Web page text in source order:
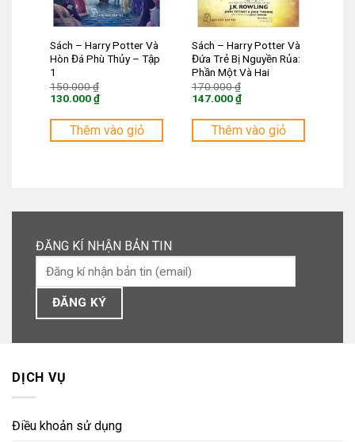
Sách – Harry Potter Và
Hòn Đá Phù Thủy – Tập
1
150.000₫
150.000 ₫.
130.000₫
hiện
là:
Thêm vào giỏ
Sách – Harry Potter Và
Đứa Trẻ Bị Nguyền Rủa:
Phần Một Và Hai
170.000₫
170.000 ₫.
147.000₫
hiện
là:
Thêm vào giỏ
ĐĂNG KÍ NHẬN BẢN TIN
DỊCH VỤ
Điều khoản sử dụng